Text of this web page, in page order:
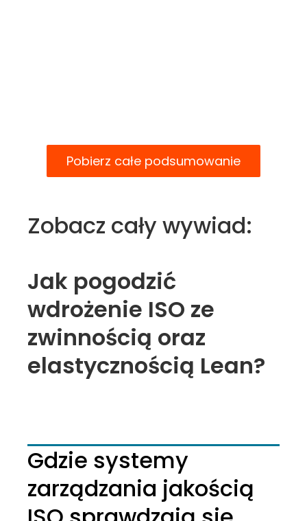
Pobierz całe podsumowanie
Zobacz cały wywiad:
Jak pogodzić
wdrożenie ISO ze
zwinnością oraz
elastycznością Lean?
Gdzie systemy
zarządzania jakością